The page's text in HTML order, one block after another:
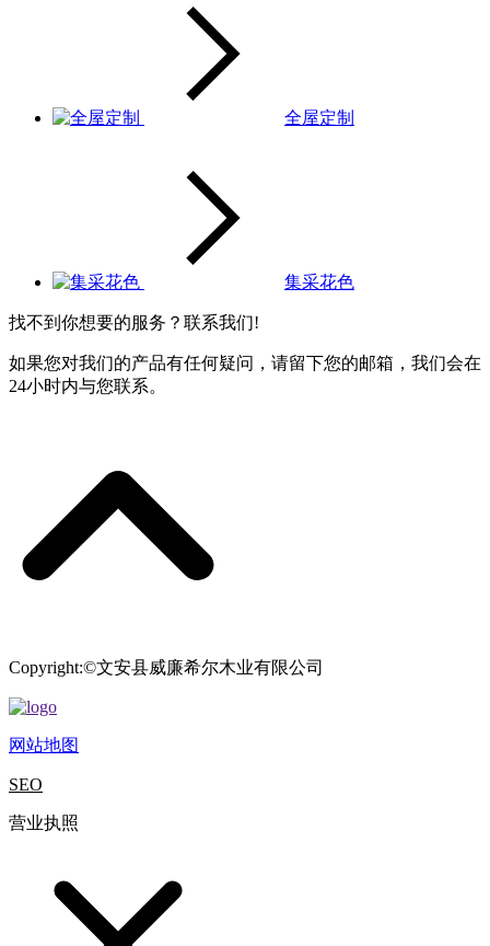
全屋定制
集采花色
找不到你想要的服务？联系我们!
如果您对我们的产品有任何疑问，请留下您的邮箱，我们会在
24小时内与您联系。
Copyright:©文安县威廉希尔木业有限公司
网站地图
SEO
营业执照